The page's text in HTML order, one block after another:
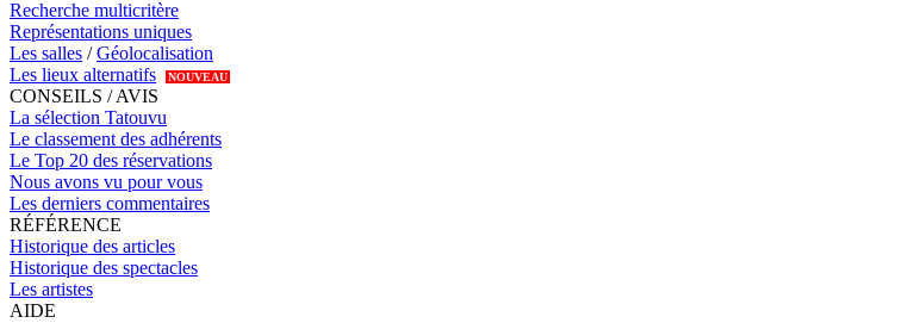
Recherche multicritère
Représentations uniques
Les salles /Géolocalisation
Les lieux alternatifs
NOUVEAU
CONSEILS / AVIS
La sélection Tatouvu
Le classement des adhérents
Le Top 20 des réservations
Nous avons vu pour vous
Les derniers commentaires
RÉFÉRENCE
Historique des articles
Historique des spectacles
Les artistes
AIDE